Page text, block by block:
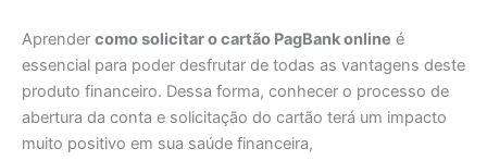
Aprender como solicitar o cartão PagBank online é
essencial para poder desfrutar de todas as vantagens deste
produto financeiro. Dessa forma, conhecer o processo de
abertura da conta e solicitação do cartão terá um impacto
muito positivo em sua saúde financeira,